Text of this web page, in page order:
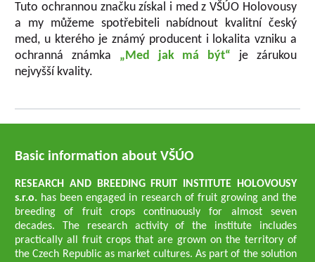
Tuto ochrannou značku získal i med z VŠÚO Holovousy
a my můžeme spotřebiteli nabídnout kvalitní český
med, u kterého je známý producent i lokalita vzniku a
ochranná známka „Med jak má být“ je zárukou
nejvyšší kvality.
Basic information about VŠÚO
RESEARCH AND BREEDING FRUIT INSTITUTE HOLOVOUSY
s.r.o. has been engaged in research of fruit growing and the
breeding of fruit crops continuously for almost seven
decades. The research activity of the institute includes
practically all fruit crops that are grown on the territory of
the Czech Republic as market cultures. As part of the solution